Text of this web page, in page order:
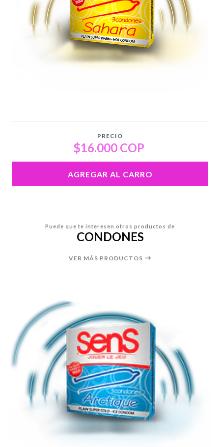
PRECIO
$16.000 COP
AGREGAR AL CARRO
Puede que te interesen otros productos de
CONDONES
VER MÁS PRODUCTOS